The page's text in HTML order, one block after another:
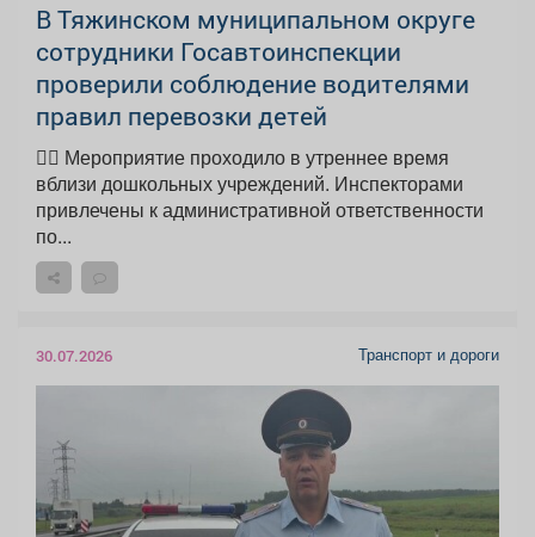
В Тяжинском муниципальном округе
сотрудники Госавтоинспекции
проверили соблюдение водителями
правил перевозки детей
👮‍♂ Мероприятие проходило в утреннее время
вблизи дошкольных учреждений. Инспекторами
привлечены к административной ответственности
по...
30.07.2026 Транспорт и дороги